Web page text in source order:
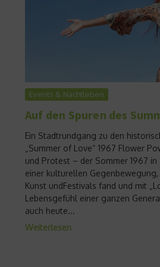
Events & Nachtleben
Auf den Spuren des
Ein Stadtrundgang zu den
„Summer of Love“ 1967 Flower
und Protest – der Sommer 1967
einer kulturellen
Kunst undFestivals fand und mit
Lebensgefühl einer ganzen
auch heute...
Weiterlesen